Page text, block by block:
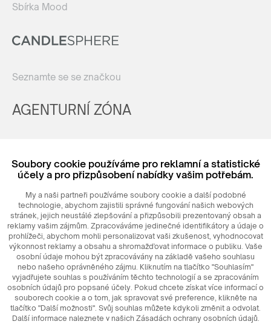
Sbírka Mood
Seznamte se se značkou
AGENTURNÍ ZÓNA
Login
© 2026MAXIM Ceramics Sp. z o. o.
Soubory cookie používáme pro reklamní a statistické
účely a pro přizpůsobení nabídky vašim potřebám.
My a naši partneři používáme soubory cookie a další podobné
technologie, abychom zajistili správné fungování našich webových
stránek, jejich neustálé zlepšování a přizpůsobili prezentovaný obsah a
reklamy vašim zájmům. Zpracováváme jedinečné identifikátory a údaje o
prohlížeči, abychom mohli personalizovat vaši zkušenost, vyhodnocovat
výkonnost reklamy a obsahu a shromažďovat informace o publiku. Vaše
osobní údaje mohou být zpracovávány na základě vašeho souhlasu
nebo našeho oprávněného zájmu. Kliknutím na tlačítko "Souhlasím"
vyjadřujete souhlas s používáním těchto technologií a se zpracováním
osobních údajů pro popsané účely. Pokud chcete získat více informací o
souborech cookie a o tom, jak spravovat své preference, klikněte na
tlačítko "Další možnosti". Svůj souhlas můžete kdykoli změnit a odvolat.
Další informace naleznete v našich Zásadách ochrany osobních údajů.